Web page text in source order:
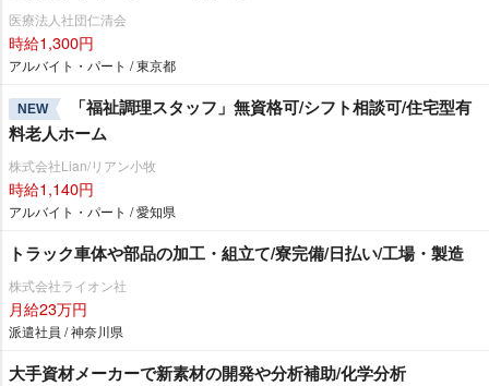
医療法人社団仁清会
時給1,300円
アルバイト・パート / 東京都
NEW
「福祉調理スタッフ」無資格可/シフト相談可/住宅型有
料老人ホーム
株式会社Lian/リアン小牧
時給1,140円
アルバイト・パート / 愛知県
トラック車体や部品の加工・組立て/寮完備/日払い/工場・製造
株式会社ライオン社
月給23万円
派遣社員 / 神奈川県
大手資材メーカーで新素材の開発や分析補助/化学分析